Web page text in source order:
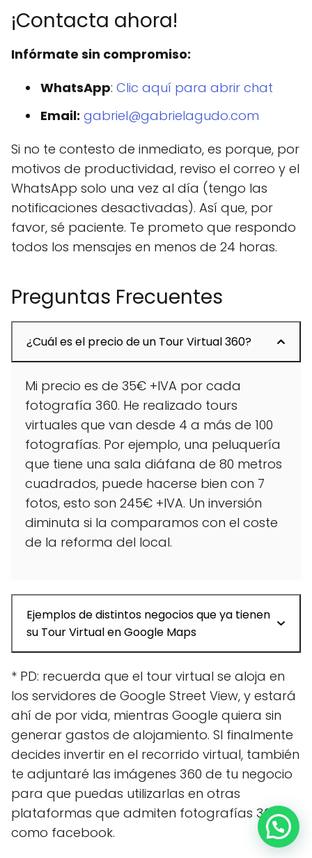
¡Contacta ahora!
Infórmate sin compromiso:
WhatsApp: Clic aquí para abrir chat
Email: gabriel@gabrielagudo.com
Si no te contesto de inmediato, es porque, por
motivos de productividad, reviso el correo y el
WhatsApp solo una vez al día (tengo las
notificaciones desactivadas). Así que, por
favor, sé paciente. Te prometo que respondo
todos los mensajes en menos de 24 horas.
Preguntas Frecuentes
¿Cuál es el precio de un Tour Virtual 360?
Mi precio es de 35€ +IVA por cada
fotografía 360. He realizado tours
virtuales que van desde 4 a más de 100
fotografías. Por ejemplo, una peluquería
que tiene una sala diáfana de 80 metros
cuadrados, puede hacerse bien con 7
fotos, esto son 245€ +IVA. Un inversión
diminuta si la comparamos con el coste
de la reforma del local.
Ejemplos de distintos negocios que ya tienen
su Tour Virtual en Google Maps
* PD: recuerda que el tour virtual se aloja en
los servidores de Google Street View, y estará
ahí de por vida, mientras Google quiera sin
generar gastos de alojamiento. SI finalmente
decides invertir en el recorrido virtual, también
te adjuntaré las imágenes 360 de tu negocio
para que puedas utilizarlas en otras
plataformas que admiten fotografías 360
como facebook.